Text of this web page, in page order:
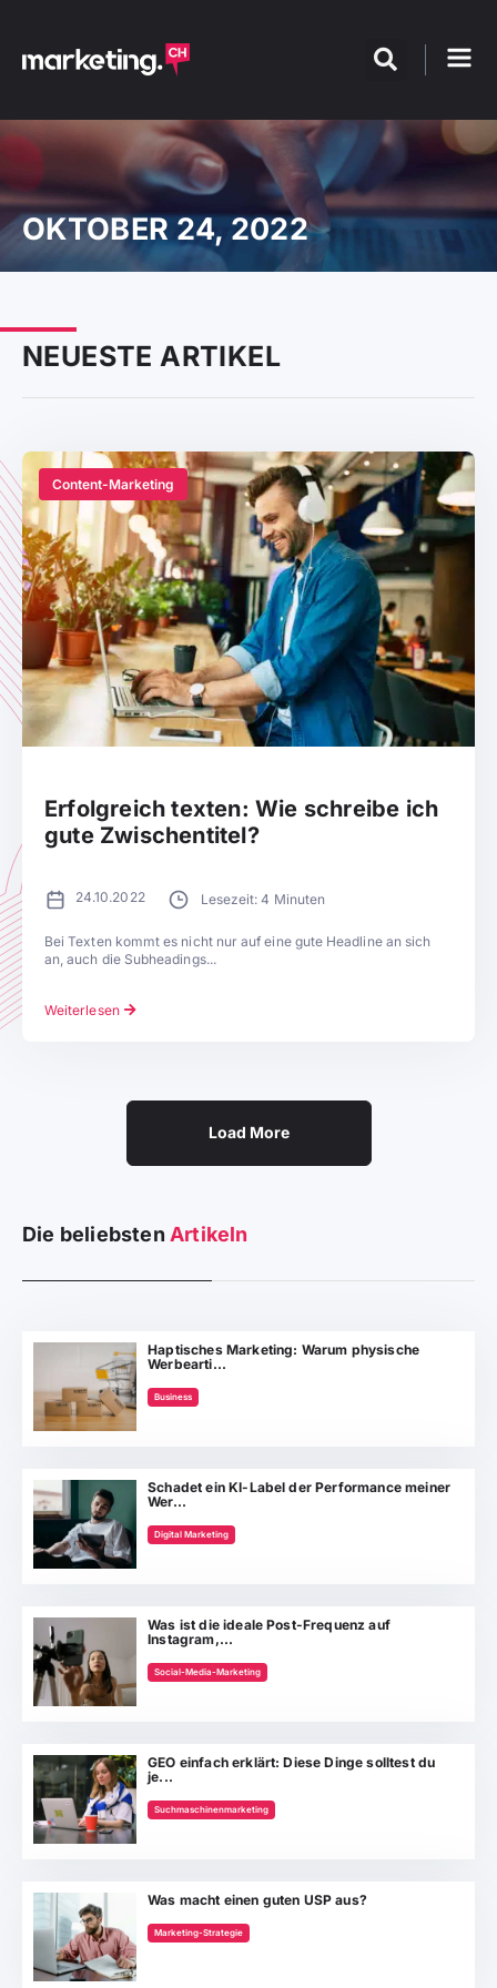
OKTOBER 24, 2022
NEUESTE ARTIKEL
Content-Marketing
Erfolgreich texten: Wie schreibe ich
gute Zwischentitel?
24.10.2022 Lesezeit: 4 Minuten
Bei Texten kommt es nicht nur auf eine gute Headline an sich
an, auch die Subheadings...
Weiterlesen
Load More
Die beliebsten Artikeln
Haptisches Marketing: Warum physische
Werbearti...
Business
Schadet ein KI-Label der Performance meiner
Wer...
Digital Marketing
Was ist die ideale Post-Frequenz auf
Instagram,...
Social-Media-Marketing
GEO einfach erklärt: Diese Dinge solltest du
je...
Suchmaschinenmarketing
Was macht einen guten USP aus?
Marketing-Strategie